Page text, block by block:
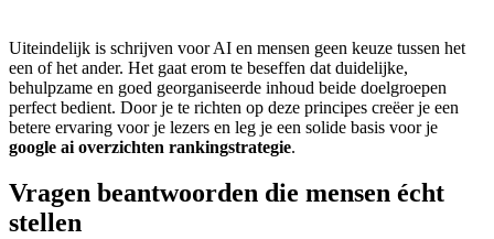
Uiteindelijk is schrijven voor AI en mensen geen keuze tussen het
een of het ander. Het gaat erom te beseffen dat duidelijke,
behulpzame en goed georganiseerde inhoud beide doelgroepen
perfect bedient. Door je te richten op deze principes creëer je een
betere ervaring voor je lezers en leg je een solide basis voor je
google ai overzichten rankingstrategie.
Vragen beantwoorden die mensen écht
stellen